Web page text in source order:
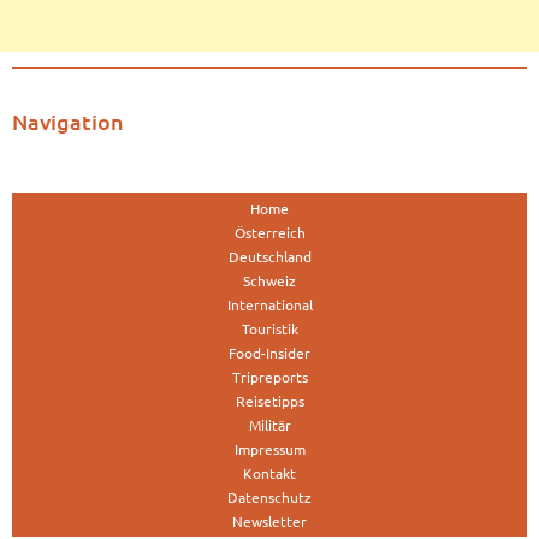
Navigation
Home
Österreich
Deutschland
Schweiz
International
Touristik
Food-Insider
Tripreports
Reisetipps
Militär
Impressum
Kontakt
Datenschutz
Newsletter